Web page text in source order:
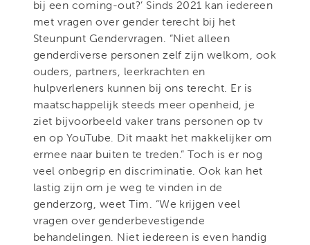
bij een coming-out?’ Sinds 2021 kan iedereen
met vragen over gender terecht bij het
Steunpunt Gendervragen. “Niet alleen
genderdiverse personen zelf zijn welkom, ook
ouders, partners, leerkrachten en
hulpverleners kunnen bij ons terecht. Er is
maatschappelijk steeds meer openheid, je
ziet bijvoorbeeld vaker trans personen op tv
en op YouTube. Dit maakt het makkelijker om
ermee naar buiten te treden.” Toch is er nog
veel onbegrip en discriminatie. Ook kan het
lastig zijn om je weg te vinden in de
genderzorg, weet Tim. “We krijgen veel
vragen over genderbevestigende
behandelingen. Niet iedereen is even handig